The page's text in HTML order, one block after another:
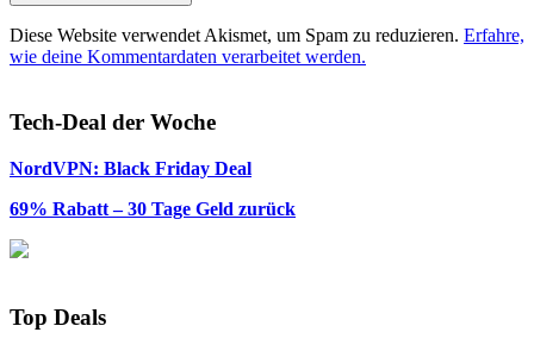
Diese Website verwendet Akismet, um Spam zu reduzieren. Erfahre,
wie deine Kommentardaten verarbeitet werden.
Tech-Deal der Woche
NordVPN: Black Friday Deal
69% Rabatt – 30 Tage Geld zurück
Top Deals